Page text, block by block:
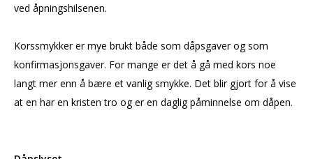
ved åpningshilsenen.
Korssmykker er mye brukt både som dåpsgaver og som
konfirmasjonsgaver. For mange er det å gå med kors noe
langt mer enn å bære et vanlig smykke. Det blir gjort for å vise
at en har en kristen tro og er en daglig påminnelse om dåpen.